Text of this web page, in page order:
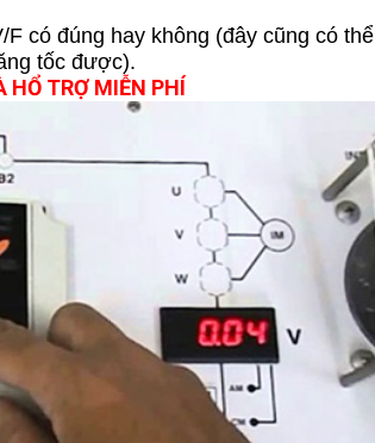
có đúng hay không (đây cũng có thể
tốc được).
HỔ TRỢ MIỄN PHÍ